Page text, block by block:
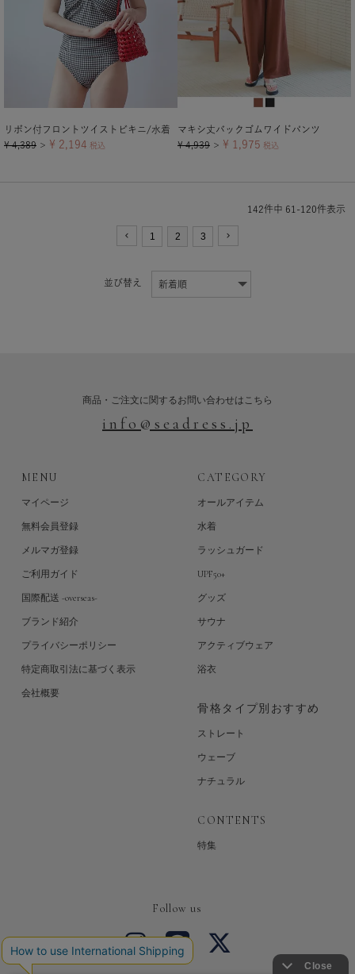
リボン付フロントツイストビキニ/水着
¥ 4,389 ＞ ¥ 2,194 税込
マキシ丈バックゴムワイドパンツ
¥ 4,939 ＞ ¥ 1,975 税込
142件中 61 -120件表示
1 2 3
並び替え
商品・ご注文に関するお問い合わせはこちら
info@seadress.jp
MENU
マイページ
無料会員登録
メルマガ登録
ご利用ガイド
国際配送 -overseas-
ブランド紹介
プライバシーポリシー
特定商取引法に基づく表示
会社概要
CATEGORY
オールアイテム
水着
ラッシュガード
UPF50+
グッズ
サウナ
アクティブウェア
浴衣
骨格タイプ別おすすめ
ストレート
ウェーブ
ナチュラル
CONTENTS
特集
Follow us